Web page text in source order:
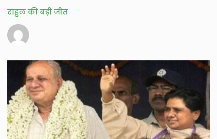
राहुल की बड़ी जीत